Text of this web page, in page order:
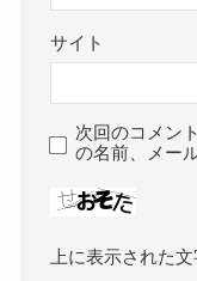
サイト
次回のコメン
の名前、メー
上に表示された